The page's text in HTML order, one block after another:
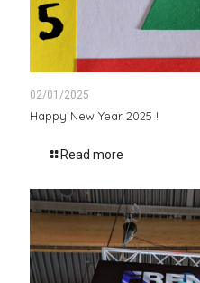
02/01/2025
Happy New Year 2025 !
Read more